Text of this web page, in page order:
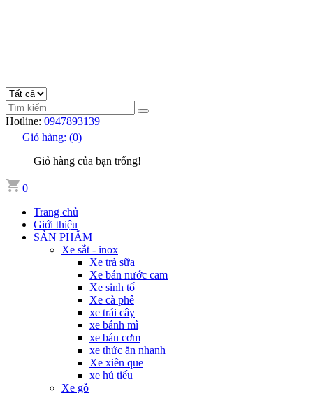
Hotline: 0947893139
Giỏ hàng: (0)
Giỏ hàng của bạn trống!
0
Trang chủ
Giới thiệu
SẢN PHẨM
Xe sắt - inox
Xe trà sữa
Xe bán nước cam
Xe sinh tố
Xe cà phê
xe trái cây
xe bánh mì
xe bán cơm
xe thức ăn nhanh
Xe xiên que
xe hủ tiếu
Xe gỗ